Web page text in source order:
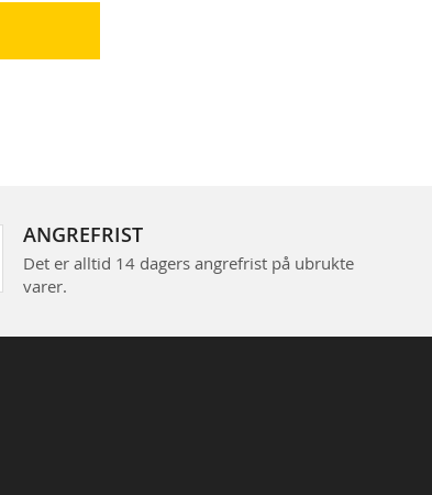
ANGREFRIST
Det er alltid 14 dagers angrefrist på ubrukte
varer.